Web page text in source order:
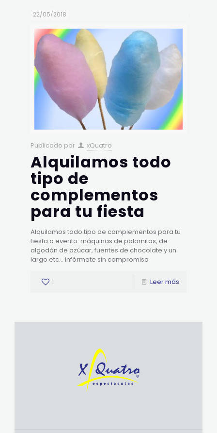
22/05/2018
Publicado por xQuatro
Alquilamos todo
tipo de
complementos
para tu fiesta
Alquilamos todo tipo de complementos para tu
fiesta o evento: máquinas de palomitas, de
algodón de azúcar, fuentes de chocolate y un
largo etc… infórmate sin compromiso
1 Leer más